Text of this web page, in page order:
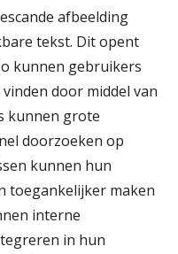
afbeelding
tekst. Dit opent
kunnen gebruikers
door middel van
kunnen grote
doorzoeken op
kunnen hun
toegankelijker maken
interne
in hun